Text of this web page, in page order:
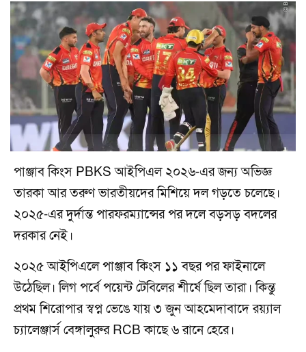
পাঞ্জাব কিংস PBKS আইপিএল ২০২৬-এর জন্য অভিজ্ঞ
তারকা আর তরুণ ভারতীয়দের মিশিয়ে দল গড়তে চলেছে।
২০২৫-এর দুর্দান্ত পারফরম্যান্সের পর দলে বড়সড় বদলের
দরকার নেই।
২০২৫ আইপিএলে পাঞ্জাব কিংস ১১ বছর পর ফাইনালে
উঠেছিল। লিগ পর্বে পয়েন্ট টেবিলের শীর্ষে ছিল তারা। কিন্তু
প্রথম শিরোপার স্বপ্ন ভেঙে যায় ৩ জুন আহমেদাবাদে রয়্যাল
চ্যালেঞ্জার্স বেঙ্গালুরুর RCB কাছে ৬ রানে হেরে।